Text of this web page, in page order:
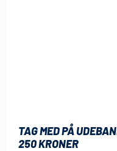
TAG MED PÅ
250 KRONER